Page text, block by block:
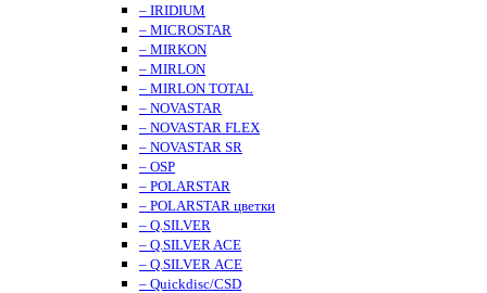
– IRIDIUM
– MICROSTAR
– MIRKON
– MIRLON
– MIRLON TOTAL
– NOVASTAR
– NOVASTAR FLEX
– NOVASTAR SR
– OSP
– POLARSTAR
– POLARSTAR цветки
– Q.SILVER
– Q.SILVER ACE
– Q.SILVER ACE
– Quickdisc/CSD